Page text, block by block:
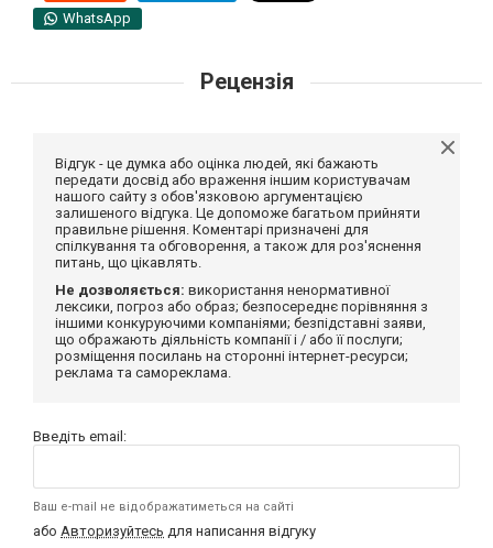
WhatsApp
Рецензія
Відгук - це думка або оцінка людей, які бажають
передати досвід або враження іншим користувачам
нашого сайту з обов'язковою аргументацією
залишеного відгука. Це допоможе багатьом прийняти
правильне рішення. Коментарі призначені для
спілкування та обговорення, а також для роз'яснення
питань, що цікавлять.
Не дозволяється: використання ненормативної
лексики, погроз або образ; безпосереднє порівняння з
іншими конкуруючими компаніями; безпідставні заяви,
що ображають діяльність компанії і / або її послуги;
розміщення посилань на сторонні інтернет-ресурси;
реклама та самореклама.
Введіть email:
Ваш e-mail не відображатиметься на сайті
або Авторизуйтесь для написання відгуку